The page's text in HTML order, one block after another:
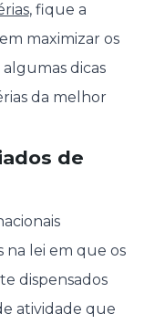
, fique a
maximizar os
algumas dicas
da melhor
de
na lei em que os
dispensados
atividade que